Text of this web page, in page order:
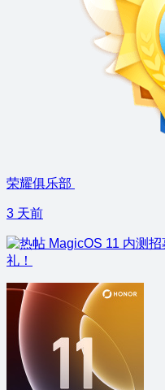
荣耀俱乐部
3 天前
MagicOS 11 内测
礼！